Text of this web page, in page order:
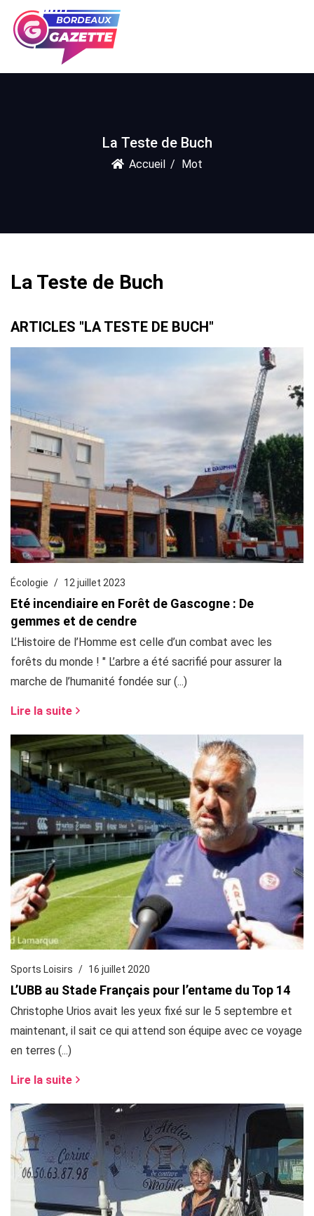
La Teste de Buch
Accueil Mot
La Teste de Buch
ARTICLES "LA TESTE DE BUCH"
Écologie 12 juillet 2023
Eté incendiaire en Forêt de Gascogne : De
gemmes et de cendre
L’Histoire de l’Homme est celle d’un combat avec les
forêts du monde ! " L’arbre a été sacrifié pour assurer la
marche de l’humanité fondée sur (...)
Lire la suite
Sports Loisirs 16 juillet 2020
L’UBB au Stade Français pour l’entame du Top 14
Christophe Urios avait les yeux fixé sur le 5 septembre et
maintenant, il sait ce qui attend son équipe avec ce voyage
en terres (...)
Lire la suite